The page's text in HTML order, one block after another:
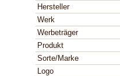
Hersteller
Werk
Werbeträger
Produkt
Sorte/Marke
Logo